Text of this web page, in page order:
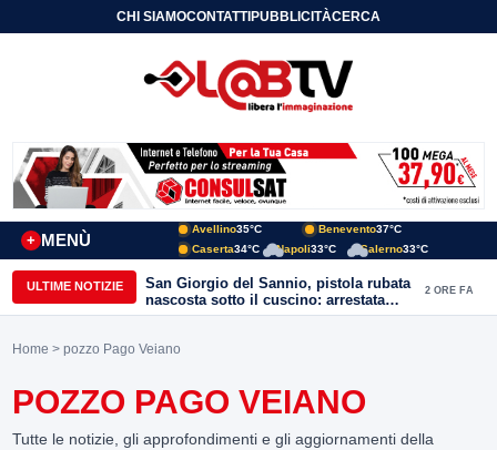
CHI SIAMOCONTATTIPUBBLICITÀCERCA
MENÙ
+
Avellino35°C Benevento37°C
Caserta34°C Napoli33°C Salerno33°C
ULTIME NOTIZIE
San Giorgio del Sannio, pistola rubata
nascosta sotto il cuscino: arrestata
51enne
2 ORE FA
Home > pozzo Pago Veiano
POZZO PAGO VEIANO
Tutte le notizie, gli approfondimenti e gli aggiornamenti della